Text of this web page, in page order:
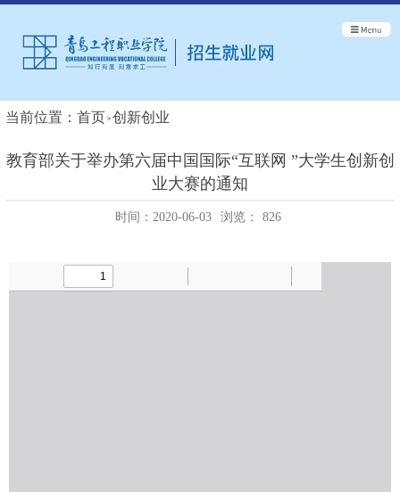
当前位置： 首页 创新创业
教育部关于举办第六届中国国际“互联网 ”大学生创新创
业大赛的通知
时间：2020-06-03 浏览： 826